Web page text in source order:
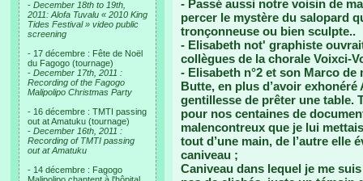
- December 18th to 19th,
2011: Alofa Tuvalu « 2010 King
Tides Festival » video public
screening
- 17 décembre : Fête de Noël
du Fagogo (tournage)
- December 17th, 2011 :
Recording of the Fagogo
Malipolipo Christmas Party
- 16 décembre : TMTI passing
out at Amatuku (tournage)
- December 16th, 2011 :
Recording of TMTI passing
out at Amatuku
- 14 décembre : Fagogo
- Passé aussi notre voisin de
percer le mystère du salopard
tronçonneuse ou bien sculpte..
- Elisabeth not' graphiste
collègues de la chorale Voixci-
- Elisabeth n°2 et son Marco
Butte, en plus d’avoir exhonéré
gentillesse de prêter une table.
pour nos centaines de
malencontreux que je lui
tout d’une main, de l’autre elle
caniveau ;
Caniveau dans lequel je me